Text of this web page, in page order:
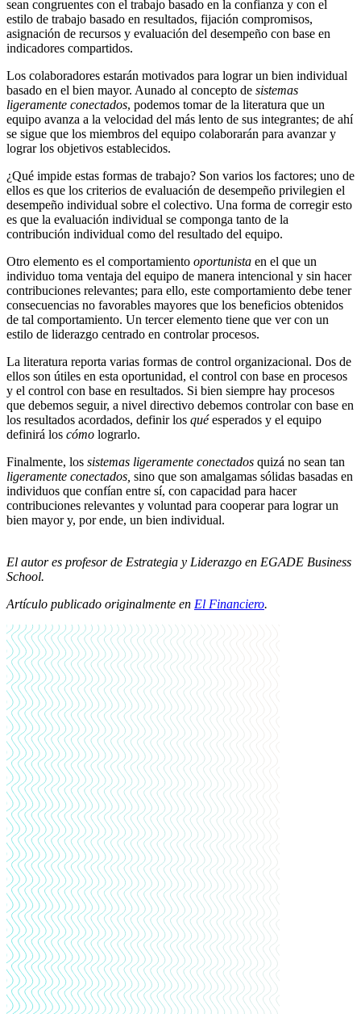
sean congruentes con el trabajo basado en la confianza y con el
estilo de trabajo basado en resultados, fijación compromisos,
asignación de recursos y evaluación del desempeño con base en
indicadores compartidos.
Los colaboradores estarán motivados para lograr un bien individual
basado en el bien mayor. Aunado al concepto de sistemas
ligeramente conectados, podemos tomar de la literatura que un
equipo avanza a la velocidad del más lento de sus integrantes; de ahí
se sigue que los miembros del equipo colaborarán para avanzar y
lograr los objetivos establecidos.
¿Qué impide estas formas de trabajo? Son varios los factores; uno de
ellos es que los criterios de evaluación de desempeño privilegien el
desempeño individual sobre el colectivo. Una forma de corregir esto
es que la evaluación individual se componga tanto de la
contribución individual como del resultado del equipo.
Otro elemento es el comportamiento oportunista en el que un
individuo toma ventaja del equipo de manera intencional y sin hacer
contribuciones relevantes; para ello, este comportamiento debe tener
consecuencias no favorables mayores que los beneficios obtenidos
de tal comportamiento. Un tercer elemento tiene que ver con un
estilo de liderazgo centrado en controlar procesos.
La literatura reporta varias formas de control organizacional. Dos de
ellos son útiles en esta oportunidad, el control con base en procesos
y el control con base en resultados. Si bien siempre hay procesos
que debemos seguir, a nivel directivo debemos controlar con base en
los resultados acordados, definir los quéesperados y el equipo
definirá los cómo lograrlo.
Finalmente, los sistemas ligeramente conectados quizá no sean tan
ligeramente conectados, sino que son amalgamas sólidas basadas en
individuos que confían entre sí, con capacidad para hacer
contribuciones relevantes y voluntad para cooperar para lograr un
bien mayor y, por ende, un bien individual.
El autor es profesor de Estrategia y Liderazgo en EGADE Business
School.
Artículo publicado originalmente en El Financiero.